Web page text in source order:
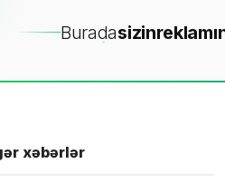
Buradasizin
xəbərlər